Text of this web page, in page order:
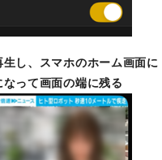
し、スマホのホーム画面に
って画面の端に残る